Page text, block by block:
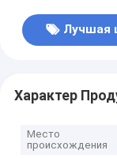
Лучшая
Характер
Место
происхождения